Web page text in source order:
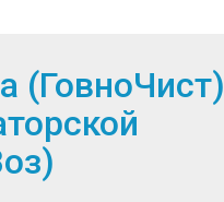
(ГовноЧист)